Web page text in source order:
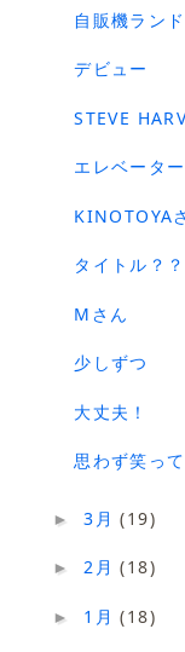
自販機ランド
デビュー
STEVE
エレベータ
KINOTOYA
タイトル？
Mさん
少しずつ
大丈夫！
思わず笑っ
►3月(19)
►2月(18)
► 1月(18)